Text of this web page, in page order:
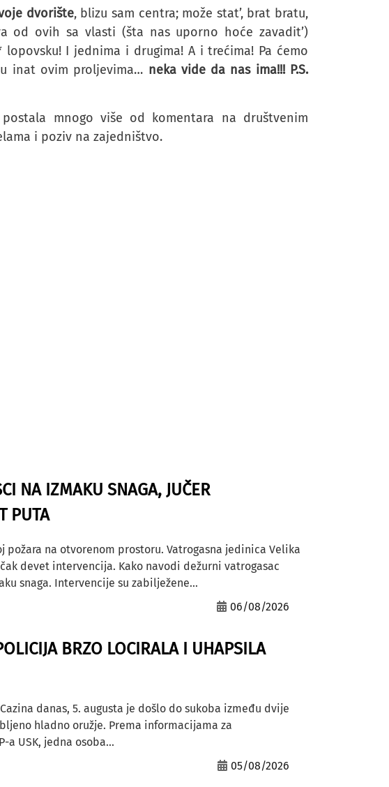
dvorište, blizu sam centra; može stat’, brat bratu,
od ovih sa vlasti (šta nas uporno hoće zavadit’)
I jednima i drugima! A i trećima! Pa ćemo
inat ovim proljevima… neka vide da nas ima!!! P.S.
mnogo više od komentara na društvenim
i poziv na zajedništvo.
NA IZMAKU SNAGA, JUČER
PUTA
požara na otvorenom prostoru. Vatrogasna jedinica Velika
devet intervencija. Kako navodi dežurni vatrogasac
snaga. Intervencije su zabilježene...
06/08/2026
BRZO LOCIRALA I UHAPSILA
danas, 5. augusta je došlo do sukoba između dvije
hladno oružje. Prema informacijama za
a USK, jedna osoba...
05/08/2026